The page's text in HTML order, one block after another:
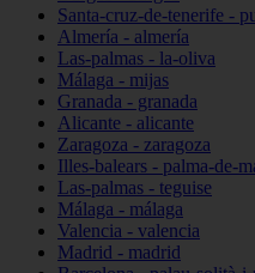
Santa-cruz-de-tenerife -
Almería - almería
Las-palmas - la-oliva
Málaga - mijas
Granada - granada
Alicante - alicante
Zaragoza - zaragoza
Illes-balears - palma-de-
Las-palmas - teguise
Málaga - málaga
Valencia - valencia
Madrid - madrid